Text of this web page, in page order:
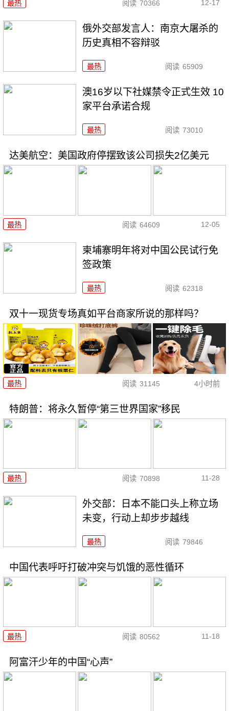
最热 阅读 70366 12-17
俄外交部发言人：南京大屠杀的
历史真相不容辩驳
最热 阅读 65909
澳16岁以下社媒禁令正式生效 10
家平台承诺合规
最热 阅读 73010
达美航空：美国政府停摆致该公司损失2亿美元
最热 阅读 64609 12-05
柬埔寨明年将对中国公民试行免
签政策
最热 阅读 62318
双十一现货专场真如平台商家所说的那样吗？
最热 阅读 31145 4小时前
特朗普：将永久暂停“第三世界国家”移民
最热 阅读 70898 11-28
外交部：日本不能口头上称立场
未变，行动上却步步越线
最热 阅读 79846
中国代表呼吁打破冲突与饥饿的恶性循环
最热 阅读 80562 11-18
阿富汗少年的中国“心声”